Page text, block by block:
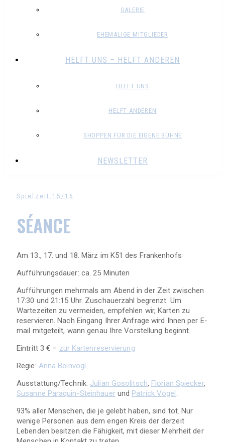
GALERIE
EHEMALIGE MITGLIEDER
HELFT UNS – HELFT ANDEREN
HELFT UNS
HELFT ANDEREN
SHOPPEN FÜR DIE EIGENE BÜHNE
NEWSLETTER
Spielzeit 15/16
SÉANCE
Am 13., 17. und 18. März im K51 des Frankenhofs
Aufführungsdauer: ca. 25 Minuten
Aufführungen mehrmals am Abend in der Zeit zwischen
17:30 und 21:15 Uhr. Zuschauerzahl begrenzt. Um
Wartezeiten zu vermeiden, empfehlen wir, Karten zu
reservieren. Nach Eingang Ihrer Anfrage wird Ihnen per E-
mail mitgeteilt, wann genau Ihre Vorstellung beginnt.
Eintritt 3 € – zur Kartenreservierung
Regie: Anna Beinvogl
Ausstattung/Technik: Julian Gosolitsch, Florian Spiecker,
Susanne Paraquin-Steinhauerund Patrick Vogel.
93% aller Menschen, die je gelebt haben, sind tot. Nur
wenige Personen aus dem engen Kreis der derzeit
Lebenden besitzen die Fähigkeit, mit dieser Mehrheit der